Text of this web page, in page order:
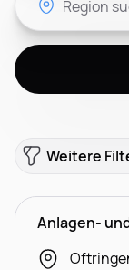
Weitere
Anlagen-